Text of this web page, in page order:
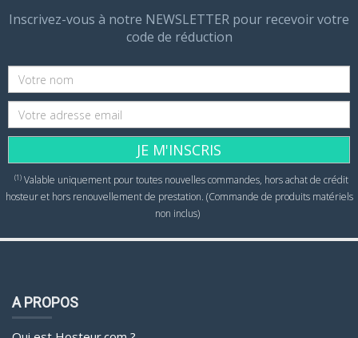
Inscrivez-vous à notre NEWSLETTER pour recevoir votre
code de réduction
JE M'INSCRIS
(1)Valable uniquement pour toutes nouvelles commandes, hors achat de crédit
hosteur et hors renouvellement de prestation. (Commande de produits matériels
non inclus)
A PROPOS